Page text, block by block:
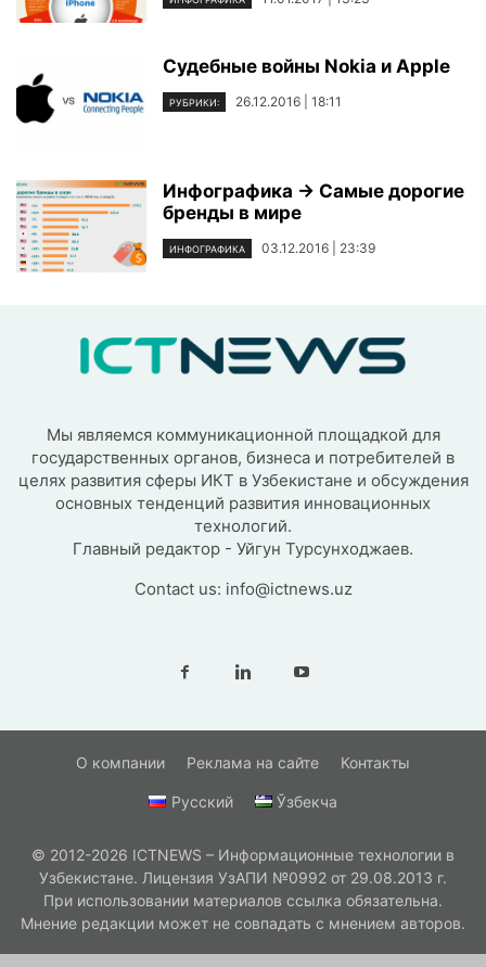
Судебные войны Nokia и Apple
РУБРИКИ: 26.12.2016 | 18:11
Инфографика → Самые дорогие
бренды в мире
ИНФОГРАФИКА 03.12.2016 | 23:39
Мы являемся коммуникационной площадкой для
государственных органов, бизнеса и потребителей в
целях развития сферы ИКТ в Узбекистане и обсуждения
основных тенденций развития инновационных
технологий.
Главный редактор - Уйгун Турсунходжаев.
Contact us: info@ictnews.uz
О компании Реклама на сайте Контакты
Русский Ўзбекча
© 2012-2026 ICTNEWS – Информационные технологии в
Узбекистане. Лицензия УзАПИ №0992 от 29.08.2013 г.
При использовании материалов ссылка обязательна.
Мнение редакции может не совпадать с мнением авторов.